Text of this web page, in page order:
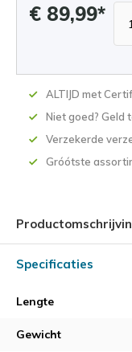
€ 89,99*
ALTIJD met
Niet goed? Geld
Verzekerde
Gróótste
Specificaties
Lengte
Gewicht